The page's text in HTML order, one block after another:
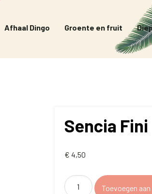
Afhaal Dingo Groente en fruit
Sencia Fini
€ 4,50
Sencia
Toevoegen